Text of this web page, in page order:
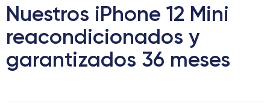
Nuestros iPhone 12 Mini
reacondicionados y
garantizados 36 meses